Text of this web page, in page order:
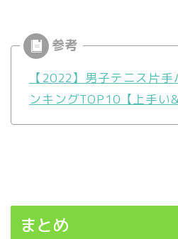
【2022】男子テニス片
ンキングTOP10【上手い&
まとめ